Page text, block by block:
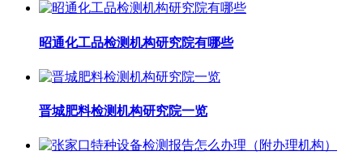
昭通化工品检测机构研究院有哪些
晋城肥料检测机构研究院一览